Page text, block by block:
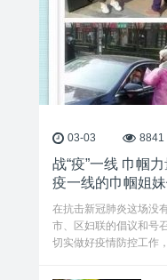
03-03 8841
战“疫”一线 巾帼
疫一线的巾帼姐
在抗击新冠肺炎这场没
市、区妇联的倡议和号
切实做好疫情防控工作